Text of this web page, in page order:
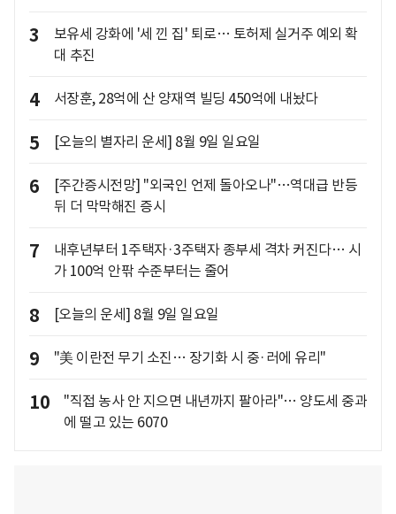
3
보유세 강화에 '세 낀 집' 퇴로… 토허제 실거주 예외 확
대 추진
4 서장훈, 28억에 산 양재역 빌딩 450억에 내놨다
5 [오늘의 별자리 운세] 8월 9일 일요일
6
[주간증시전망] "외국인 언제 돌아오나"…역대급 반등
뒤 더 막막해진 증시
7
내후년부터 1주택자·3주택자 종부세 격차 커진다… 시
가 100억 안팎 수준부터는 줄어
8 [오늘의 운세] 8월 9일 일요일
9 "美 이란전 무기 소진… 장기화 시 중·러에 유리"
10
"직접 농사 안 지으면 내년까지 팔아라"… 양도세 중과
에 떨고 있는 6070